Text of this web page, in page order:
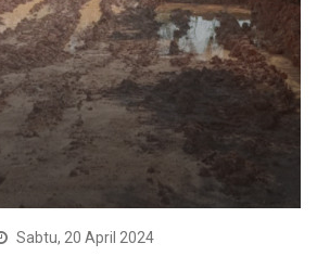
Sabtu, 20 April 2024